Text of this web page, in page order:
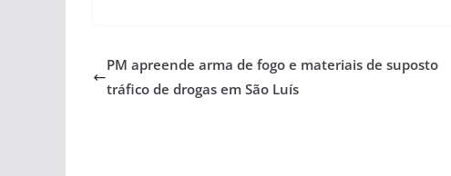
PM apreende arma de fogo e materiais de suposto
tráfico de drogas em São Luís